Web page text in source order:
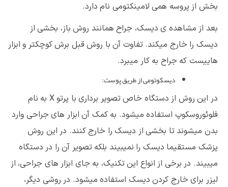
بخش از پروسه همی لامینکتومی نام دارد.
بعد از مشاهده ی دیسک، جراح همانند روش باز، بخشی از
دیسک را خارج میکند. تفاوت آن با روش قبل برش کوچکتر و ابزار
هاییست که جراح به کار میبرد.
دیسکوتومیاز طریق پوست:
در این روش از دستگاه خاص تصویر برداری با پرتوX به نام
فلوئوروسکوپ استفاده میشود. به کمک آن ابزار های جراحی وارد
بدن میشوند تا بخشی از دیسک را خارج کنند. در این روش
پزشک مستقیما دیسک را نمیبیند بلکه تصویر آن را در دستگاه
میبیند. در برخی از انواع این تکنیک، به جای ابزار های جراحی، از
لیزر برای خارج کردن دیسک استفاده میشود. در روشی دیگر،